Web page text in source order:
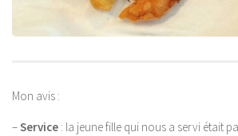
Mon avis :
–Service : la jeune fille qui nous a servi était